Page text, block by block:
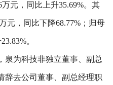
万元，同比上升35.69%。其
元，同比下降68.77%；归母
。
泉为科技非独立董事、副总
辞去公司董事、副总经理职